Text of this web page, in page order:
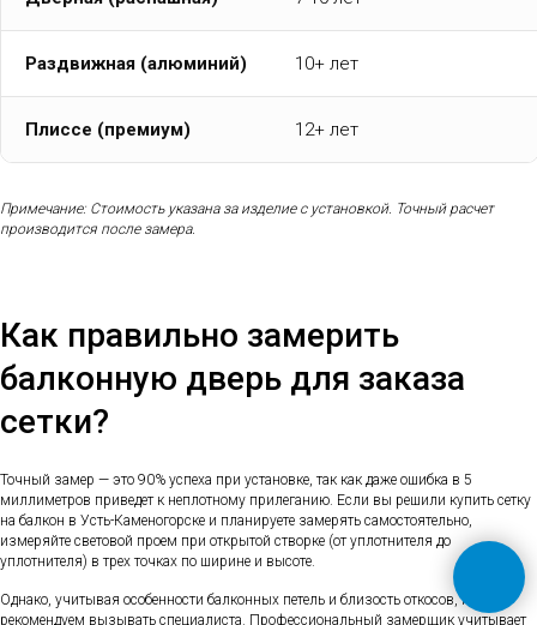
Раздвижная (алюминий) 10+ лет
Плиссе (премиум) 12+ лет
Примечание: Стоимость указана за изделие с установкой. Точный расчет
производится после замера.
Как правильно замерить
балконную дверь для заказа
сетки?
Точный замер — это 90% успеха при установке, так как даже ошибка в 5
миллиметров приведет к неплотному прилеганию. Если вы решили купить сетку
на балкон в Усть-Каменогорске и планируете замерять самостоятельно,
измеряйте световой проем при открытой створке (от уплотнителя до
уплотнителя) в трех точках по ширине и высоте.
Однако, учитывая особенности балконных петель и близость откосов, мы
рекомендуем вызывать специалиста. Профессиональный замерщик учитывает